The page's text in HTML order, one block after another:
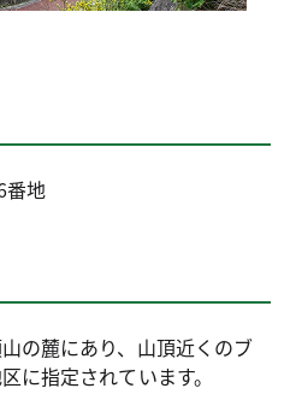
番地
の麓にあり、山頂近くのブ
に指定されています。